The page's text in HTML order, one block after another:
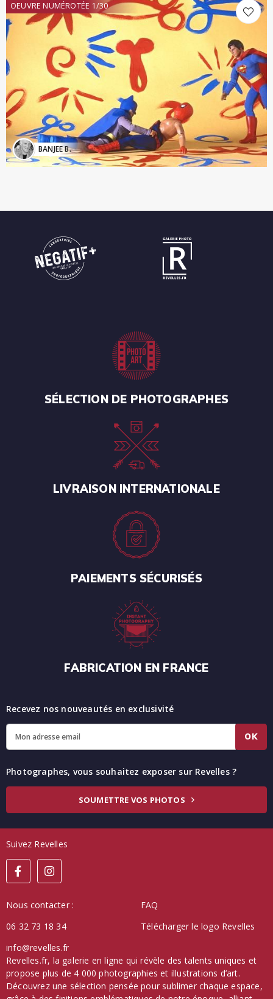
OEUVRE NUMÉROTÉE 1/30
BANJEE B.
SÉLECTION DE PHOTOGRAPHES
LIVRAISON INTERNATIONALE
PAIEMENTS SÉCURISÉS
FABRICATION EN FRANCE
Recevez nos nouveautés en exclusivité
OK
Photographes, vous souhaitez exposer sur Revelles ?
SOUMETTRE VOS PHOTOS
Suivez Revelles
Nous contacter :
06 32 73 18 34
info@revelles.fr
FAQ
Télécharger le logo Revelles
Revelles.fr, la galerie en ligne qui révèle des talents uniques et
propose plus de 4 000 photographies et illustrations d’art.
Découvrez une sélection pensée pour sublimer chaque espace,